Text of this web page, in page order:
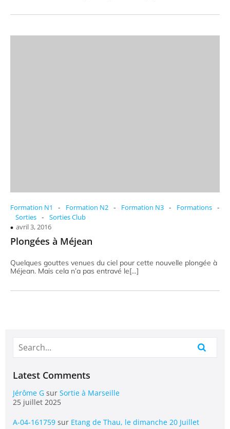
Formation N1 - Formation N2 - Formation N3 - Formations -
Sorties -
Sorties Club
avril 3, 2016
Plongées à Méjean
Quelques gouttes venues du ciel pour cette nouvelle plongée à
Méjean. Mais cela n’a pas entravé le[…]
Latest Comments
Jérôme G sur Sortie à Marseille
25 juillet 2025
A-04-161759 sur Etang de Thau, le dimanche 20 Juillet